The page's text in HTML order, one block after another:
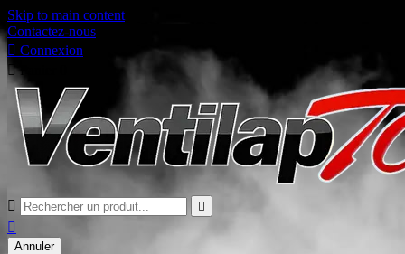
Skip to main content
Contactez-nous
 Connexion
 Panier
 

Annuler